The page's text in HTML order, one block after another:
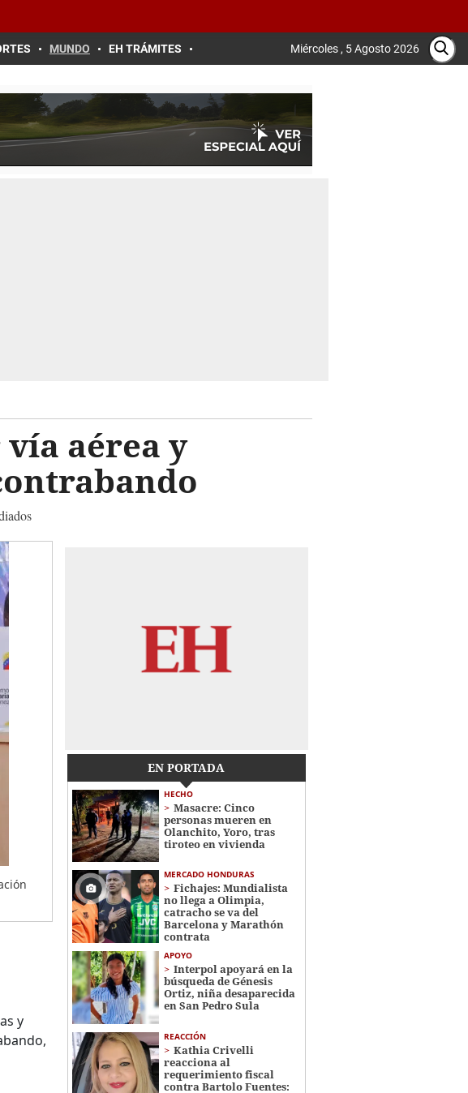
MUNDO EH TRÁMITES Miércoles , 5 Agosto 2026
aérea y
y
EN PORTADA
HECHO
Masacre: Cinco
personas mueren en
Olanchito, Yoro, tras
tiroteo en vivienda
MERCADO HONDURAS
Fichajes: Mundialista
no llega a Olimpia,
catracho se va del
Barcelona y Marathón
contrata
APOYO
Interpol apoyará en la
búsqueda de Génesis
Ortiz, niña desaparecida
en San Pedro Sula
REACCIÓN
Kathia Crivelli
reacciona al
requerimiento fiscal
contra Bartolo Fuentes: